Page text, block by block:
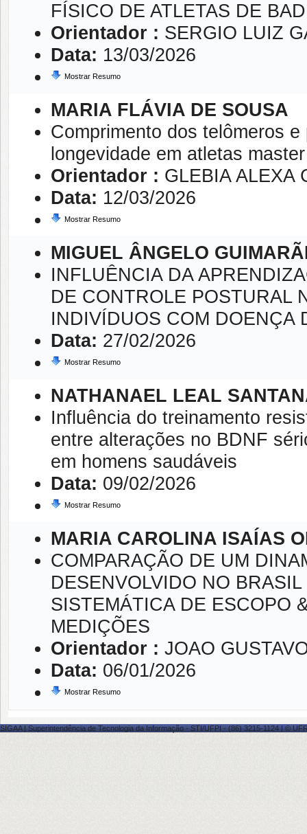
FÍSICO DE ATLETAS DE
Orientador : SERGIO LUIZ
Data: 13/03/2026
Mostrar Resumo
MARIA FLÁVIA DE SOUSA
Comprimento dos telômeros
longevidade em atletas
Orientador : GLEBIA ALEXA
Data: 12/03/2026
Mostrar Resumo
MIGUEL ÂNGELO
INFLUÊNCIA DA
DE CONTROLE POSTURAL
INDIVÍDUOS COM DOENÇA
Data: 27/02/2026
Mostrar Resumo
NATHANAEL LEAL
Influência do treinamento
entre alterações no BDNF
em homens saudáveis
Data: 09/02/2026
Mostrar Resumo
MARIA CAROLINA ISAÍAS
COMPARAÇÃO DE UM
DESENVOLVIDO NO
SISTEMÁTICA DE ESCOPO
MEDIÇÕES
Orientador : JOAO
Data: 06/01/2026
Mostrar Resumo
SIGAA | Superintendência de Tecnologia da Informação - STI/UFPI - (86) 3215-1124 | ©